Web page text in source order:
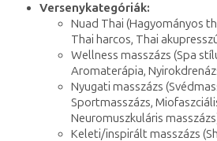
Versenykategóriák:
Nuad Thai (Hagyományos
Thai harcos, Thai
Wellness masszázs (Spa
Aromaterápia,
Nyugati masszázs
Sportmasszázs,
Neuromuszkuláris
Keleti/inspirált masszázs